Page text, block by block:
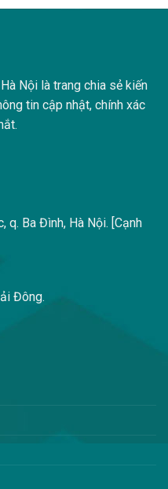
Nội là trang chia sẻ kiến
tin cập nhật, chính xác
q. Ba Đình, Hà Nội. [Cạnh
Đông.